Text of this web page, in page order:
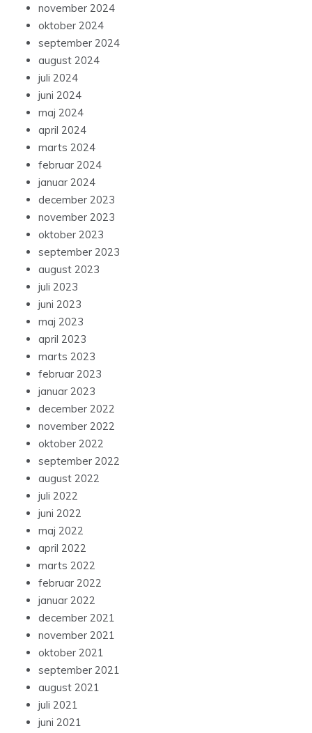
november 2024
oktober 2024
september 2024
august 2024
juli 2024
juni 2024
maj 2024
april 2024
marts 2024
februar 2024
januar 2024
december 2023
november 2023
oktober 2023
september 2023
august 2023
juli 2023
juni 2023
maj 2023
april 2023
marts 2023
februar 2023
januar 2023
december 2022
november 2022
oktober 2022
september 2022
august 2022
juli 2022
juni 2022
maj 2022
april 2022
marts 2022
februar 2022
januar 2022
december 2021
november 2021
oktober 2021
september 2021
august 2021
juli 2021
juni 2021